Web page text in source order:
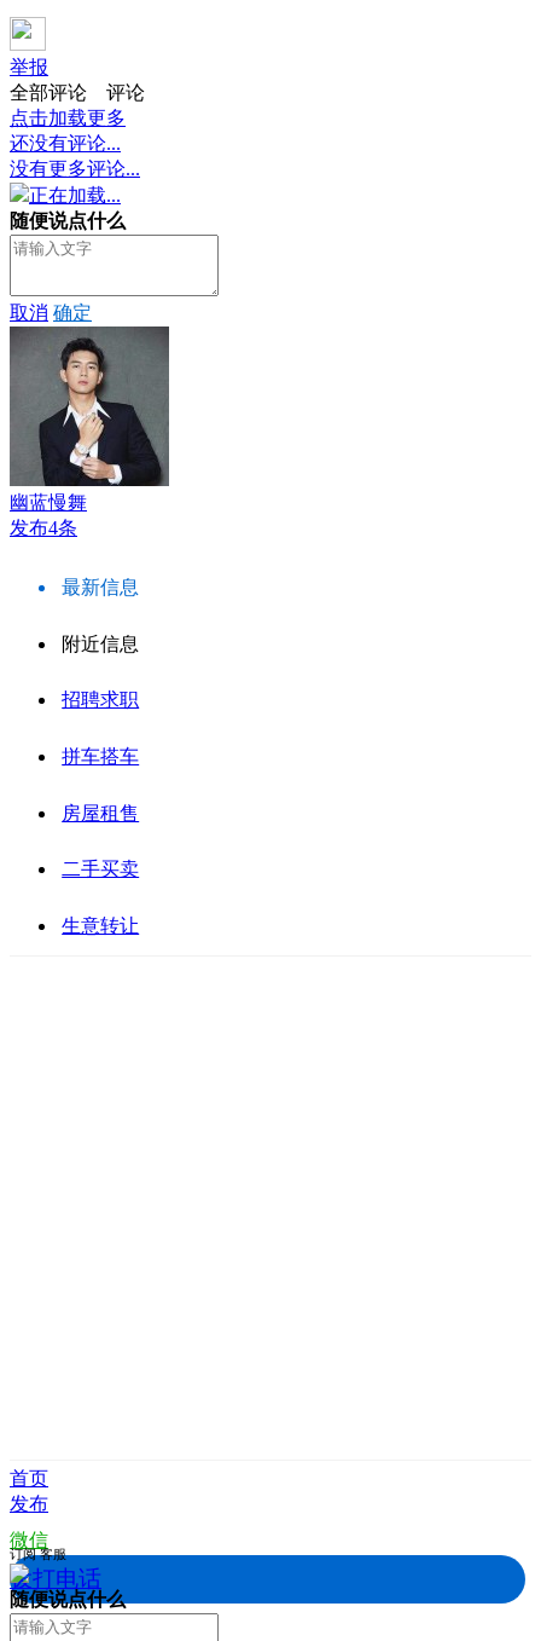
举报
全部评论
评论
点击加载更多
还没有评论...
没有更多评论...
正在加载...
随便说点什么
取消 确定
幽蓝慢舞
发布4条
最新信息
附近信息
招聘求职
拼车搭车
房屋租售
二手买卖
生意转让
首页
发布
微信
拨打电话
订阅 客服
随便说点什么